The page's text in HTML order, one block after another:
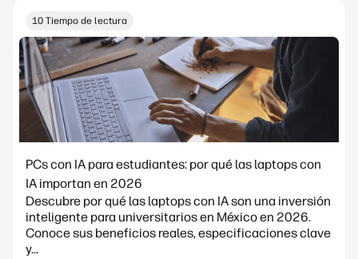
10 Tiempo de lectura
PCs con IA para estudiantes: por qué las laptops con
IA importan en 2026
Descubre por qué las laptops con IA son una inversión
inteligente para universitarios en México en 2026.
Conoce sus beneficios reales, especificaciones clave
y...